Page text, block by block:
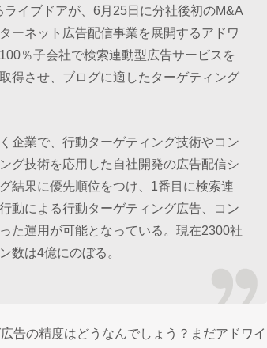
ライブドアが、6月25日に分社後初のM&A
ーネット広告配信事業を展開するアドワ
％子会社で検索連動型広告サービスを
得させ、ブログに適したターゲティング
企業で、行動ターゲティング技術やコン
グ技術を応用した自社開発の広告配信シ
結果に優先順位をつけ、1番目に検索連
動による行動ターゲティング広告、コン
た運用が可能となっている。現在2300社
数は4億にのぼる。
告の精度はどうなんでしょう？まだアドワイ